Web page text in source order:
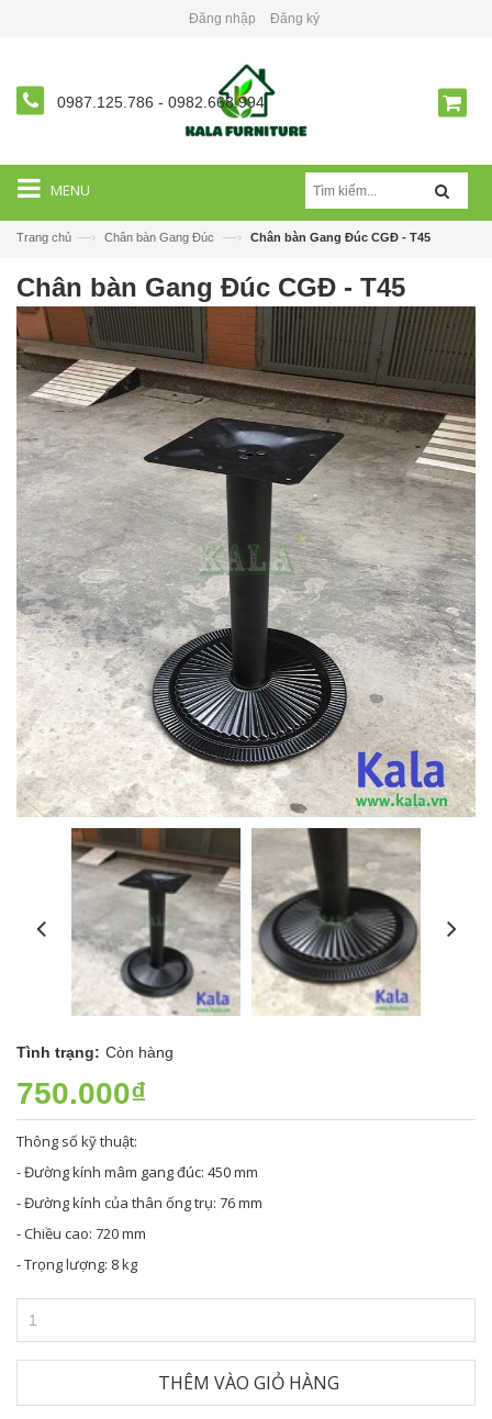
Đăng nhập Đăng ký
0987.125.786 - 0982.668.994
MENU
Trang chủ —› Chân bàn Gang Đúc —› Chân bàn Gang Đúc CGĐ - T45
Chân bàn Gang Đúc CGĐ - T45
Tình trạng: Còn hàng
750.000₫
Thông số kỹ thuật:
- Đường kính mâm gang đúc: 450 mm
- Đường kính của thân ống trụ: 76 mm
- Chiều cao: 720 mm
- Trọng lượng: 8 kg
THÊM VÀO GIỎ HÀNG